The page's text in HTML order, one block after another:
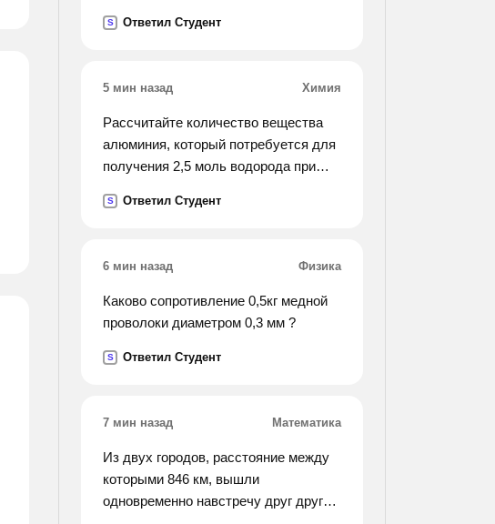
S Ответил Студент
5 мин назад Химия
Рассчитайте количество вещества
алюминия, который потребуется для
получения 2,5 моль водорода при
S Ответил Студент
6 мин назад Физика
Каково сопротивление 0,5кг медной
проволоки диаметром 0,3 мм ?
S Ответил Студент
7 мин назад Математика
Из двух городов, расстояние между
которыми 846 км, вышли
одновременно навстречу друг другу